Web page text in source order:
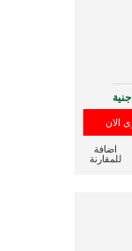
جنية
اضافة
للمقارنة